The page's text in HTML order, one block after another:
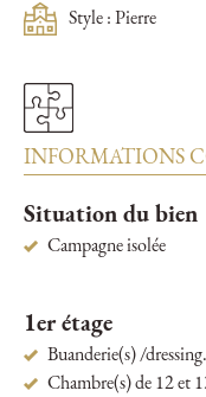
Style : Pierre
INFORMATIONS
Situation du bien
Campagne isolée
1er étage
Buanderie(s) /dressing.
Chambre(s) de 12 et